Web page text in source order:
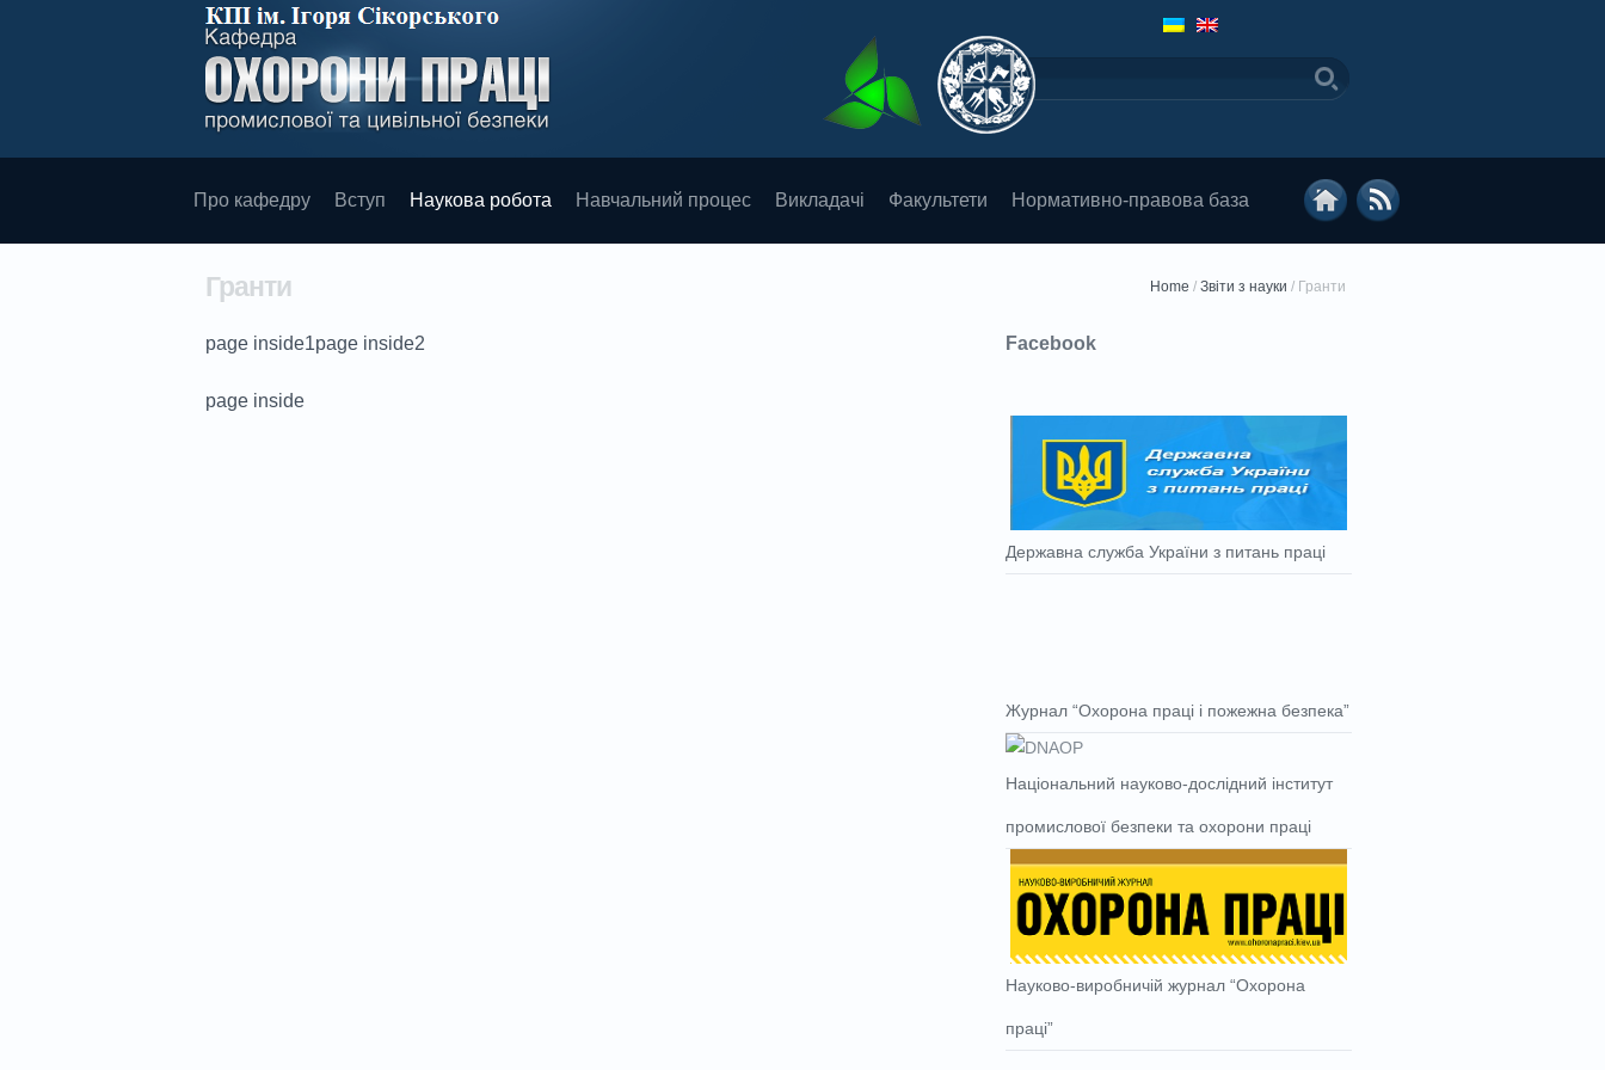
Про кафедру Вступ Наукова робота Навчальний процес Викладачі Факультети Нормативно-правова база
Home / Звіти з науки / Гранти
Гранти
page inside1page inside2
page inside
Facebook
Державна служба України з питань праці
Журнал “Охорона праці і пожежна безпека”
Національний науково-дослідний інститут
промислової безпеки та охорони праці
Науково-виробничій журнал “Охорона
праці”